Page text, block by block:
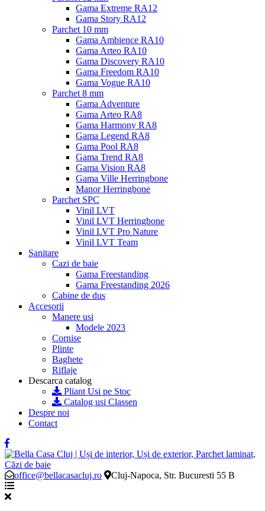
Gama Extreme RA12
Gama Story RA12
Parchet 10 mm
Gama Ambience RA10
Gama Arteo RA10
Gama Discovery RA10
Gama Freedom RA10
Gama Vogue RA10
Parchet 8 mm
Gama Adventure
Gama Arteo RA8
Gama Harmony RA8
Gama Legend RA8
Gama Pool RA8
Gama Trend RA8
Gama Vision RA8
Gama Ville Herringbone
Manor Herringbone
Parchet SPC
Vinil LVT
Vinil LVT Herringbone
Vinil LVT Pro Nature
Vinil LVT Team
Sanitare
Cazi de baie
Gama Freestanding
Gama Freestanding 2026
Cabine de dus
Accesorii
Manere usi
Modele 2023
Cornise
Plinte
Baghete
Riflaje
Descarca catalog
Pliant Usi pe Stoc
Catalog usi Classen
Despre noi
Contact
office@bellacasacluj.ro Cluj-Napoca, Str. Bucuresti 55 B